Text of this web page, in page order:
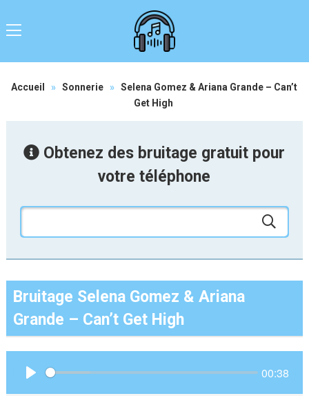
Accueil » Sonnerie » Selena Gomez & Ariana Grande – Can’t
Get High
Obtenez des bruitage gratuit pour
votre téléphone
Bruitage Selena Gomez & Ariana
Grande – Can’t Get High
00:38